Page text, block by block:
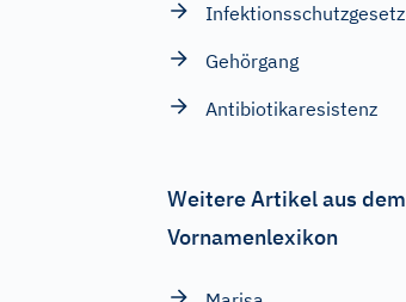
Infektionsschutzgesetz
Gehörgang
Antibiotikaresistenz
Weitere Artikel aus dem
Vornamenlexikon